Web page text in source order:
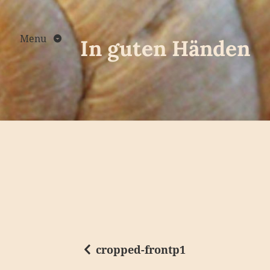
Skip
to
contentMenu In guten Händen
cropped-frontp1